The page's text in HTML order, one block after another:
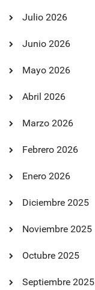
Julio 2026
Junio 2026
Mayo 2026
Abril 2026
Marzo 2026
Febrero 2026
Enero 2026
Diciembre 2025
Noviembre 2025
Octubre 2025
Septiembre 2025